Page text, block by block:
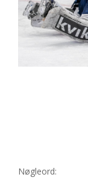
Nøgleord: